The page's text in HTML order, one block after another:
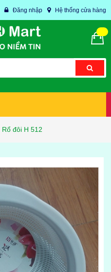
Đăng nhập Hệ thống cửa hàng
Rổ đôi H 512